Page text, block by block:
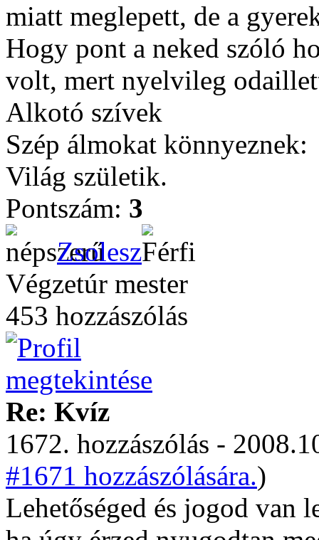
miatt meglepett, de a
Hogy pont a neked szóló
volt, mert nyelvileg
Alkotó szívek
Szép álmokat könnyeznek:
Világ születik.
Pontszám: 3
Zsolesz
Végzetúr mester
453 hozzászólás
Re: Kvíz
1672. hozzászólás -
#1671 hozzászólására.)
Lehetőséged és jogod van